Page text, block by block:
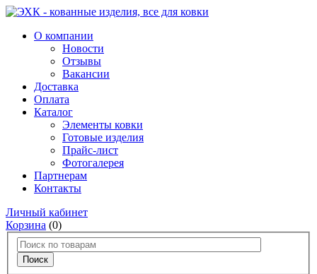
О компании
Новости
Отзывы
Вакансии
Доставка
Оплата
Каталог
Элементы ковки
Готовые изделия
Прайс-лист
Фотогалерея
Партнерам
Контакты
Личный кабинет
Корзина (0)